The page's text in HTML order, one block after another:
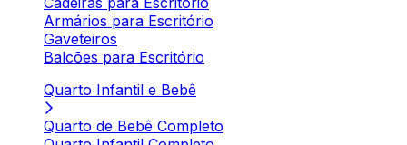
Armários para Escritório
Gaveteiros
Balcões para Escritório
Quarto Infantil e Bebê
Quarto de Bebê Completo